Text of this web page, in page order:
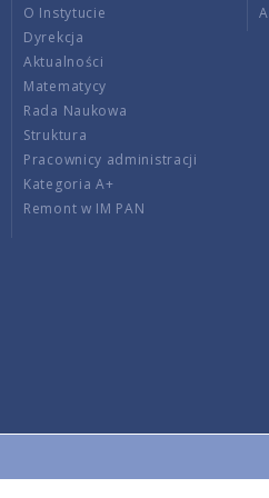
O Instytucie
Dyrekcja
Aktualności
Matematycy
Rada Naukowa
Struktura
Pracownicy administracji
Kategoria A+
Remont w IM PAN